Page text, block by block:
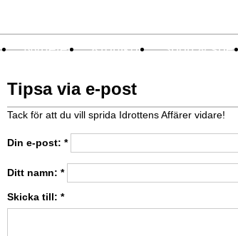
Nyheter Krönikor Sport & spel
Tipsa via e-post
Tack för att du vill sprida Idrottens Affärer vidare!
Din e-post: *
Ditt namn: *
Skicka till: *